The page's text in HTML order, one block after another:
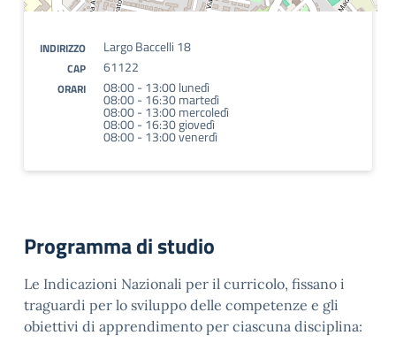
INDIRIZZO Largo Baccelli 18
CAP 61122
ORARI 08:00 - 13:00 lunedì
08:00 - 16:30 martedì
08:00 - 13:00 mercoledì
08:00 - 16:30 giovedì
08:00 - 13:00 venerdì
Programma di studio
Le Indicazioni Nazionali per il curricolo, fissano i
traguardi per lo sviluppo delle competenze e gli
obiettivi di apprendimento per ciascuna disciplina: